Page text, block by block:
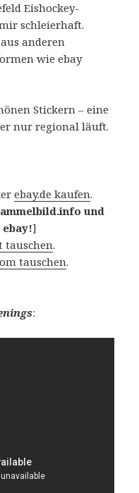
Eishockey-
schleierhaft.
anderen
wie ebay
Stickern – eine
nur regional läuft.
ebay.de kaufen.
und
]
tauschen.
tauschen.
: